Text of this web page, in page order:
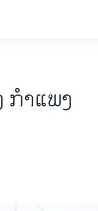
ກໍາ​ແພງ​